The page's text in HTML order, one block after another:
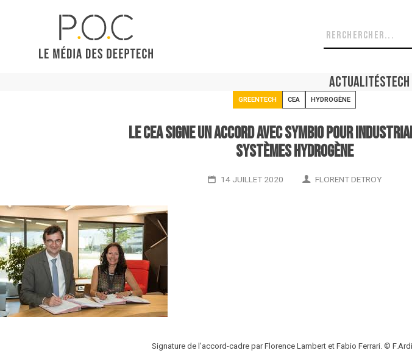
Actualités
GREENTECH CEA HYDROGÈNE
Le CEA signe un accord avec Symbio pour
systèmes hydrogène
14 JUILLET 2020 FLORENT DETROY
Signature de l’accord-cadre par Florence Lambert et Fabio Ferrari. ©